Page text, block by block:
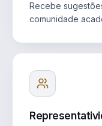
Recebe
comunidade